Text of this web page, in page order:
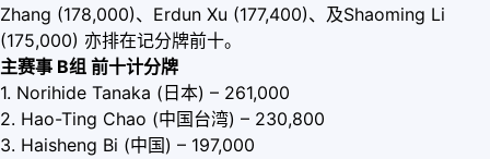
Zhang (178,000)、Erdun Xu (177,400)、及Shaoming Li
(175,000) 亦排在记分牌前十。
主赛事 B组 前十计分牌
1. Norihide Tanaka (日本) – 261,000
2. Hao-Ting Chao (中国台湾) – 230,800
3. Haisheng Bi (中国) – 197,000